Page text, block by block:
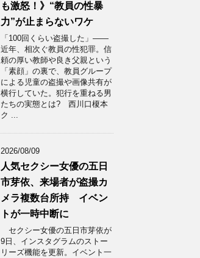
も激怒！》“教員の性暴
力”が止まらないワケ
「100回くらい盗撮した」――
近年、相次ぐ教員の性犯罪。信
頼の厚い教師や良き父親という
「素顔」の裏で、教員グループ
による児童の盗撮や画像共有が
横行していた。犯行を重ねる男
たちの実態とは? 西川口榎本
ク ...
2026/08/09
人気セクシー女優の五日
市芽依、来場者が盗撮カ
メラ複数台所持 イベン
トが一時中断に
セクシー女優の五日市芽依が
9日、インスタグラムのストー
リーズ機能を更新。イベント一